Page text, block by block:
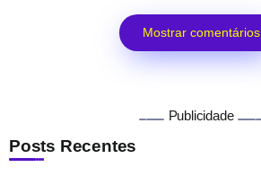
Mostrar comentários
Publicidade
Posts Recentes